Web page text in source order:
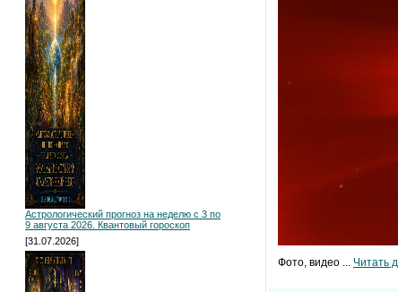
Астрологический прогноз на неделю с 3 по
9 августа 2026. Квантовый гороскоп
[31.07.2026]
Фото, видео Читать